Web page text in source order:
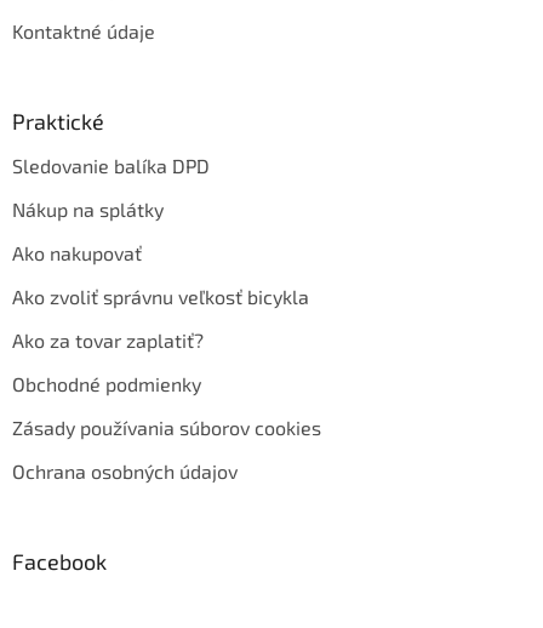
Kontaktné údaje
Praktické
Sledovanie balíka DPD
Nákup na splátky
Ako nakupovať
Ako zvoliť správnu veľkosť bicykla
Ako za tovar zaplatiť?
Obchodné podmienky
Zásady používania súborov cookies
Ochrana osobných údajov
Facebook